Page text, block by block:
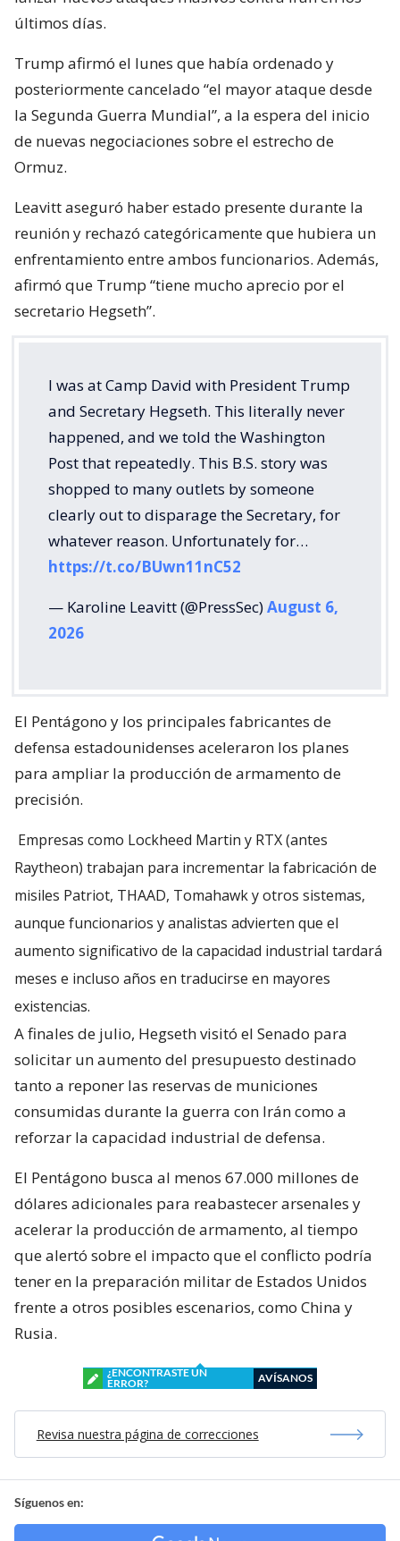
últimos días.
Trump afirmó el lunes que había ordenado y
posteriormente cancelado “el mayor ataque desde
la Segunda Guerra Mundial”, a la espera del inicio
de nuevas negociaciones sobre el estrecho de
Ormuz.
Leavitt aseguró haber estado presente durante la
reunión y rechazó categóricamente que hubiera un
enfrentamiento entre ambos funcionarios. Además,
afirmó que Trump “tiene mucho aprecio por el
secretario Hegseth”.
I was at Camp David with President Trump
and Secretary Hegseth. This literally never
happened, and we told the Washington
Post that repeatedly. This B.S. story was
shopped to many outlets by someone
clearly out to disparage the Secretary, for
whatever reason. Unfortunately for…
https://t.co/BUwn11nC52
— Karoline Leavitt (@PressSec)August 6,
2026
El Pentágono y los principales fabricantes de
defensa estadounidenses aceleraron los planes
para ampliar la producción de armamento de
precisión.
Empresas como Lockheed Martin y RTX (antes
Raytheon) trabajan para incrementar la fabricación de
misiles Patriot, THAAD, Tomahawk y otros sistemas,
aunque funcionarios y analistas advierten que el
aumento significativo de la capacidad industrial tardará
meses e incluso años en traducirse en mayores
existencias.
A finales de julio, Hegseth visitó el Senado para
solicitar un aumento del presupuesto destinado
tanto a reponer las reservas de municiones
consumidas durante la guerra con Irán como a
reforzar la capacidad industrial de defensa.
El Pentágono busca al menos 67.000 millones de
dólares adicionales para reabastecer arsenales y
acelerar la producción de armamento, al tiempo
que alertó sobre el impacto que el conflicto podría
tener en la preparación militar de Estados Unidos
frente a otros posibles escenarios, como China y
Rusia.
¿ENCONTRASTE UN
ERROR?
AVÍSANOS
Revisa nuestra página de correcciones
Síguenos en: